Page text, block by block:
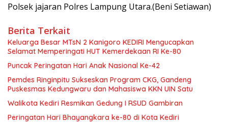
Polsek jajaran Polres Lampung Utara.(Beni Setiawan)
Berita Terkait
Keluarga Besar MTsN 2 Kanigoro KEDIRI Mengucapkan
Selamat Memperingati HUT Kemerdekaan RI Ke-80
Puncak Peringatan Hari Anak Nasional Ke-42
Pemdes Ringinpitu Sukseskan Program CKG, Gandeng
Puskesmas Kedungwaru dan Mahasiswa KKN UIN Satu
Walikota Kediri Resmikan Gedung I RSUD Gambiran
Peringatan Hari Bhayangkara ke-80 di Kota Kediri